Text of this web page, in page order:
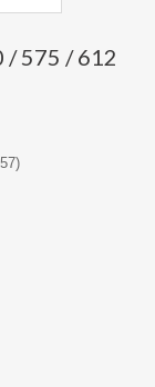
/ 575 / 612